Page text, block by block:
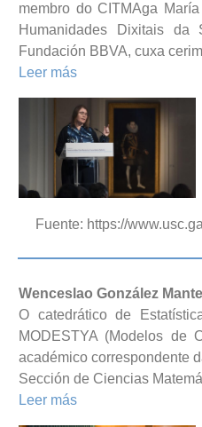
membro do CITMAga
Humanidades Dixitais da
Fundación BBVA, cuxa
Leer más
Fuente: https://
Wenceslao González
O catedrático de
MODESTYA (Modelos de
académico correspondente
Sección de Ciencias
Leer más